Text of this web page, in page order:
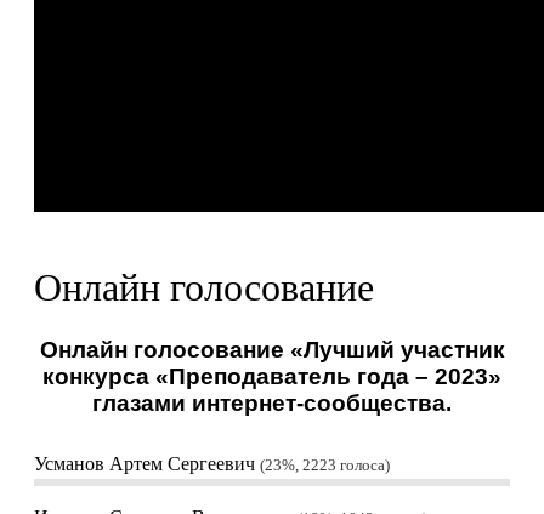
Онлайн голосование
Онлайн голосование «Лучший участник
конкурса «Преподаватель года – 2023»
глазами интернет-сообщества.
Усманов Артем Сергеевич 23%, 2223 голоса